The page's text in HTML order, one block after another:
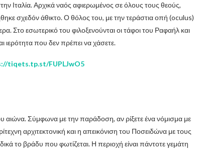
Ιταλία. Αρχικά ναός αφιερωμένος σε όλους τους θεούς,
σχεδόν άθικτο. Ο θόλος του, με την τεράστια οπή (oculus)
Στο εσωτερικό του φιλοξενούνται οι τάφοι του Ραφαήλ και
ιερότητα που δεν πρέπει να χάσετε.
tiqets.tp.st/FUPLJwO5
αιώνα. Σύμφωνα με την παράδοση, αν ρίξετε ένα νόμισμα με
αρχιτεκτονική και η απεικόνιση του Ποσειδώνα με τους
το βράδυ που φωτίζεται. Η περιοχή είναι πάντοτε γεμάτη